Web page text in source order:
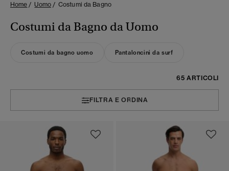
Home Uomo Costumi da Bagno
Costumi da Bagno da Uomo
Costumi da bagno uomo Pantaloncini da surf
65 ARTICOLI
FILTRA E ORDINA